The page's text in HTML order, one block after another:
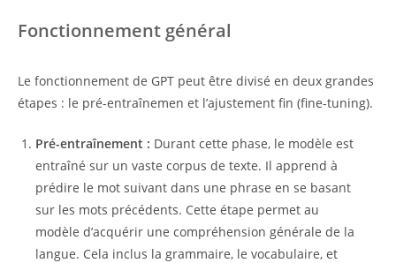
Fonctionnement général
Le fonctionnement de GPT peut être divisé en deux grandes
étapes : le pré-entraînemen et l’ajustement fin (fine-tuning).
Pré-entraînement : Durant cette phase, le modèle est
entraîné sur un vaste corpus de texte. Il apprend à
prédire le mot suivant dans une phrase en se basant
sur les mots précédents. Cette étape permet au
modèle d’acquérir une compréhension générale de la
langue. Cela inclus la grammaire, le vocabulaire, et